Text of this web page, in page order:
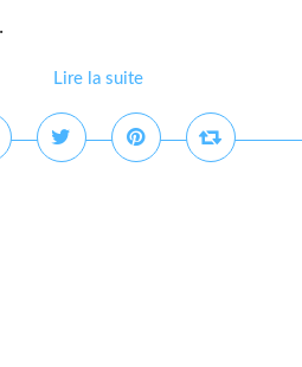
Lire la suite